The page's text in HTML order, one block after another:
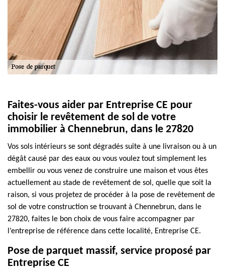
Faites-vous aider par Entreprise CE pour
choisir le revêtement de sol de votre
immobilier à Chennebrun, dans le 27820
Vos sols intérieurs se sont dégradés suite à une livraison ou à un
dégât causé par des eaux ou vous voulez tout simplement les
embellir ou vous venez de construire une maison et vous êtes
actuellement au stade de revêtement de sol, quelle que soit la
raison, si vous projetez de procéder à la pose de revêtement de
sol de votre construction se trouvant à Chennebrun, dans le
27820, faites le bon choix de vous faire accompagner par
l’entreprise de référence dans cette localité, Entreprise CE.
Pose de parquet massif, service proposé par
Entreprise CE